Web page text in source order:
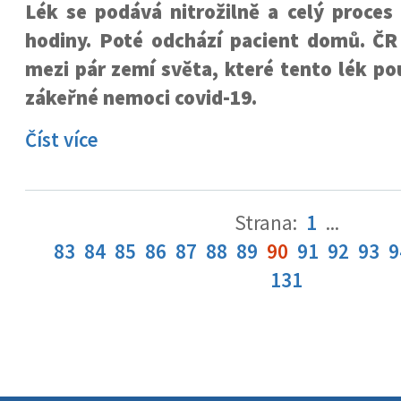
Lék se podává nitrožilně a celý
hodiny. Poté odchází pacient domů.
mezi pár zemí světa, které tento lék
zákeřné nemoci covid-19.
Číst více
Strana: 1 ...
83 84 85 86 87 88 89 90 91 92 93
131